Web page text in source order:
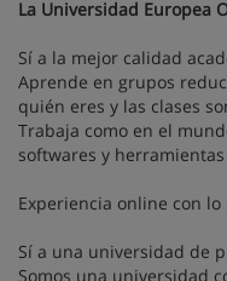
La Universidad Europea
Sí a la mejor calidad
Aprende en grupos
quién eres y las clases
Trabaja como en el
softwares y herramientas
Experiencia online con
Sí a una universidad de
Somos una universidad